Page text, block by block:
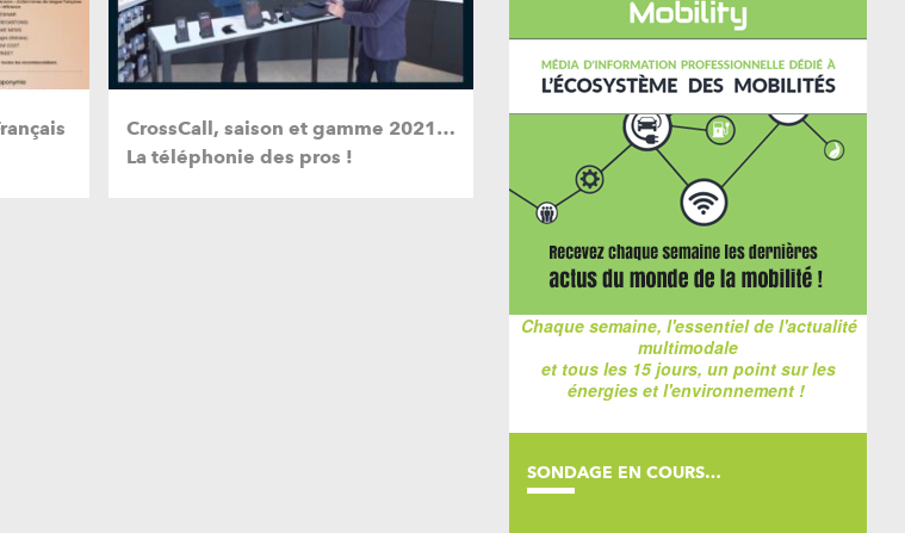
CrossCall, saison et gamme 2021…
La téléphonie des pros !
Chaque semaine, l'essentiel de l'actualité
multimodale
et tous les 15 jours, un point sur les
énergies et l'environnement !
SONDAGE EN COURS…